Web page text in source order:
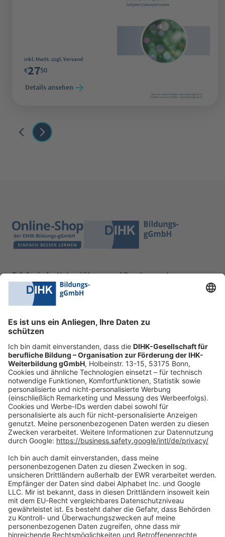
Regulärer Preis:
inkl. MwSt. zzgl. Versand
€2750
Details ansehen
Telefonische Unterstützung und Beratung unter:
0228 6205 205
Fr.:
09:00-14:00 Uhr
shop@dihk-bildung.shop
Vertrag widerrufen
Zahlungsarten
Social Media
Oft Gesucht